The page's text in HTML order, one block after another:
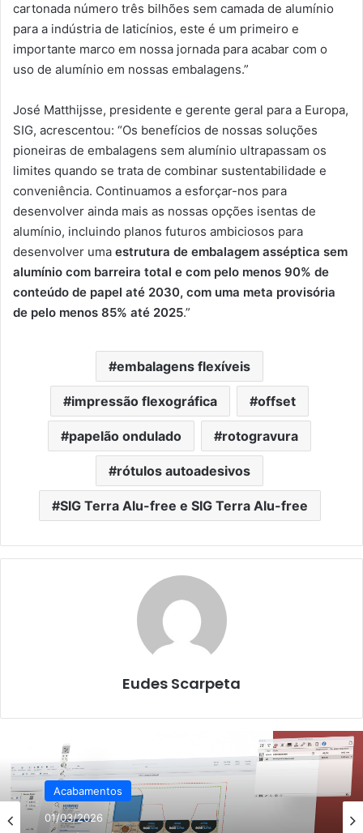
cartonada número três bilhões sem camada de alumínio
para a indústria de laticínios, este é um primeiro e
importante marco em nossa jornada para acabar com o
uso de alumínio em nossas embalagens.”
José Matthijsse, presidente e gerente geral para a Europa,
SIG, acrescentou: “Os benefícios de nossas soluções
pioneiras de embalagens sem alumínio ultrapassam os
limites quando se trata de combinar sustentabilidade e
conveniência. Continuamos a esforçar-nos para
desenvolver ainda mais as nossas opções isentas de
alumínio, incluindo planos futuros ambiciosos para
desenvolver uma estrutura de embalagem asséptica sem
alumínio com barreira total e com pelo menos 90% de
conteúdo de papel até 2030, com uma meta provisória
de pelo menos 85% até 2025.”
embalagens flexíveis
impressão flexográfica offset
papelão ondulado rotogravura
rótulos autoadesivos
SIG Terra Alu-free e SIG Terra Alu-free
Eudes Scarpeta
Acabamentos
01/03/2026